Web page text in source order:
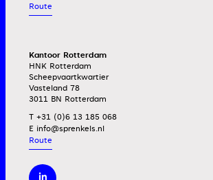
Route
Kantoor Rotterdam
HNK Rotterdam
Scheepvaartkwartier
Vasteland 78
3011 BN Rotterdam
T +31 (0)6 13 185 068
E
Route